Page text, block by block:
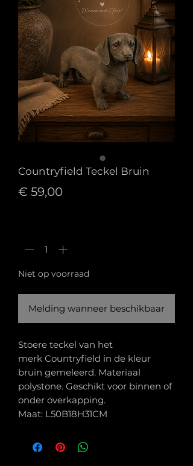
Countryfield Teckel Bruin
€ 59,00Prijs
Niet op voorraad
Melding wanneer beschikbaar
Stoere teckel van het
merk Countryfield in de kleur
bruin gemeleerd. Materiaal
polystone. Geschikt voor binnen of
onder overkapping.
Maat: L50B18H31CM